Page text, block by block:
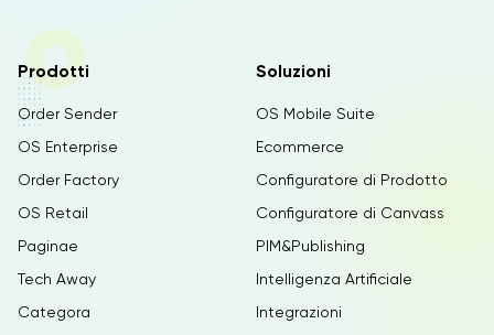
Prodotti
Order Sender
OS Enterprise
Order Factory
OS Retail
Paginae
Tech Away
Categora
Soluzioni
OS Mobile Suite
Ecommerce
Configuratore di Prodotto
Configuratore di Canvass
PIM&Publishing
Intelligenza Artificiale
Integrazioni